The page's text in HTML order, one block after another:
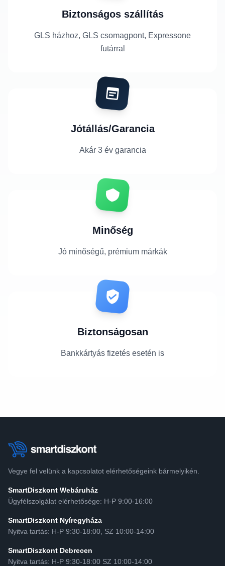
Biztonságos szállítás
GLS házhoz, GLS csomagpont, Expressone
futárral
Jótállás/Garancia
Akár 3 év garancia
Minőség
Jó minőségű, prémium márkák
Biztonságosan
Bankkártyás fizetés esetén is
Vegye fel velünk a kapcsolatot elérhetőségeink bármelyikén.
SmartDiszkont Webáruház
Ügyfélszolgálat elérhetősége: H-P 9:00-16:00
SmartDiszkont Nyíregyháza
Nyitva tartás: H-P 9:30-18:00, SZ 10:00-14:00
SmartDiszkont Debrecen
Nyitva tartás: H-P 9:30-18:00 SZ 10:00-14:00